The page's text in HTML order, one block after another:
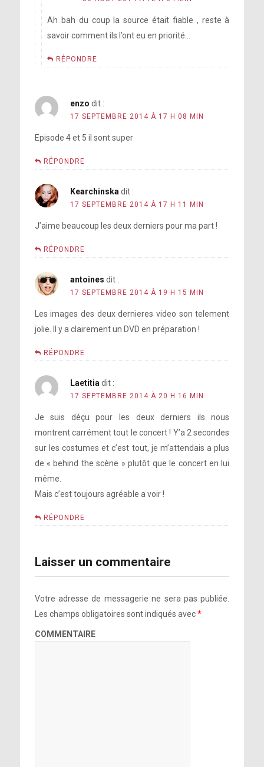
Ah bah du coup la source était fiable , reste à
savoir comment ils l’ont eu en priorité…
RÉPONDRE
enzo dit :
17 SEPTEMBRE 2014 À 17 H 08 MIN
Episode 4 et 5 il sont super
RÉPONDRE
Kearchinska dit :
17 SEPTEMBRE 2014 À 17 H 11 MIN
J’aime beaucoup les deux derniers pour ma part !
RÉPONDRE
antoines dit :
17 SEPTEMBRE 2014 À 19 H 15 MIN
Les images des deux dernieres video son telement
jolie. Il y a clairement un DVD en préparation !
RÉPONDRE
Laetitia dit :
17 SEPTEMBRE 2014 À 20 H 16 MIN
Je suis déçu pour les deux derniers ils nous
montrent carrément tout le concert ! Y’a 2 secondes
sur les costumes et c’est tout, je m’attendais a plus
de « behind the scène » plutôt que le concert en lui
même.
Mais c’est toujours agréable a voir !
RÉPONDRE
Laisser un commentaire
Votre adresse de messagerie ne sera pas publiée.
Les champs obligatoires sont indiqués avec*
COMMENTAIRE